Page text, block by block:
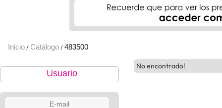
Inicio / Catálogo / 483500
Usuario
No encontrado!